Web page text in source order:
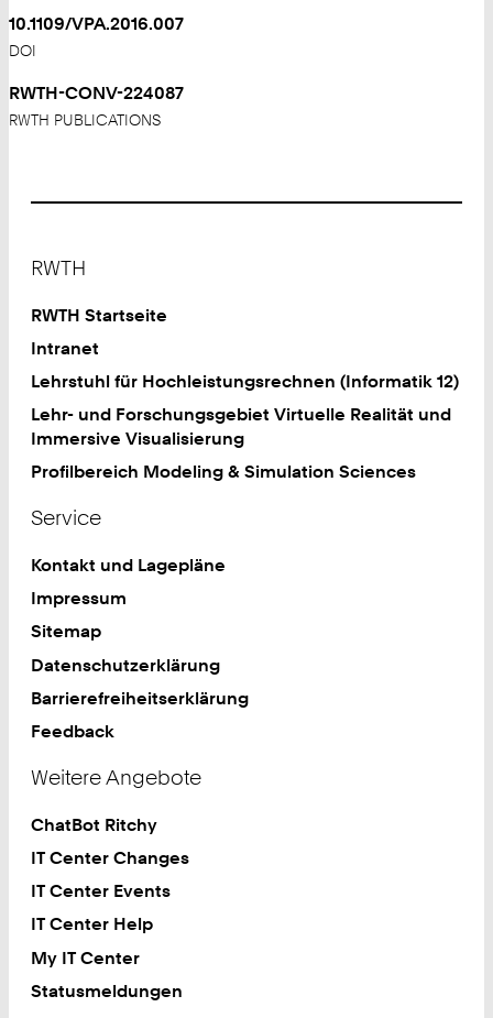
10.1109/VPA.2016.007
DOI
RWTH-CONV-224087
RWTH PUBLICATIONS
RWTH
RWTH Startseite
Intranet
Lehrstuhl für Hochleistungsrechnen (Informatik 12)
Lehr- und Forschungsgebiet Virtuelle Realität und
Immersive Visualisierung
Profilbereich Modeling & Simulation Sciences
Service
Kontakt und Lagepläne
Impressum
Sitemap
Datenschutzerklärung
Barrierefreiheitserklärung
Feedback
Weitere Angebote
ChatBot Ritchy
IT Center Changes
IT Center Events
IT Center Help
My IT Center
Statusmeldungen